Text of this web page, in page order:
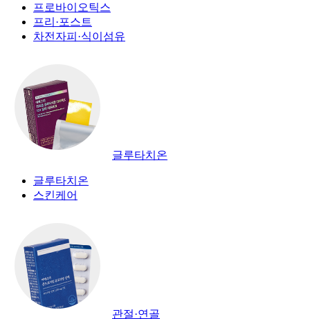
프로바이오틱스
프리·포스트
차전자피·식이섬유
글루타치온
글루타치온
스킨케어
관절·연골